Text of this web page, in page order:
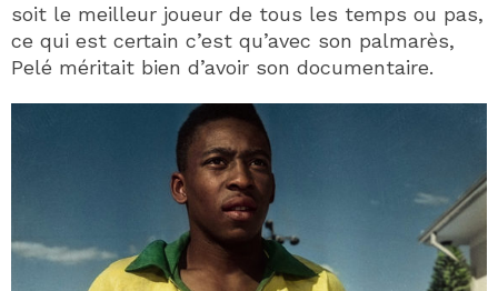
soit le meilleur joueur de tous les temps ou pas,
ce qui est certain c’est qu’avec son palmarès,
Pelé méritait bien d’avoir son documentaire.